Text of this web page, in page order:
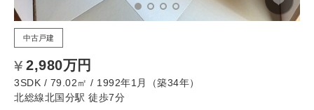
中古戸建
2,980万円
3SDK / 79.02㎡ / 1992年1月（築34年）
北総線北国分駅 徒歩7分